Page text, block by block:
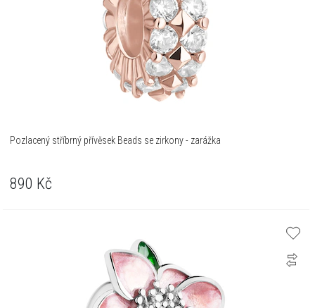
Pozlacený stříbrný přívěsek Beads se zirkony - zarážka
890 Kč